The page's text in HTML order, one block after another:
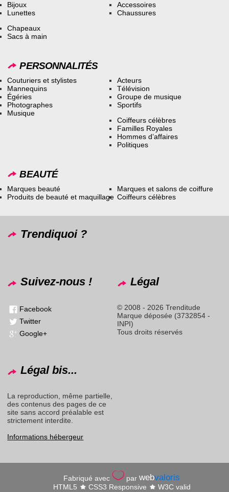
Bijoux
Lunettes
Accessoires
Chaussures
Chapeaux
Sacs à main
PERSONNALITÉS
Couturiers et stylistes
Mannequins
Égéries
Photographes
Musique
Acteurs
Télévision
Groupe de musique
Sportifs
Coiffeurs célèbres
Familles Royales
Hommes d’affaires
Politiques
BEAUTÉ
Marques beauté
Produits de beauté et maquillage
Marques et salons de coiffure
Coiffeurs célèbres
Trendiquoi ?
Suivez-nous !
Facebook
Twitter
Google+
Légal
© 2008 - 2026 Trenditude
Marque déposée (3732854 -
INPI)
Tous droits réservés
Légal bis...
La reproduction, même partielle,
des contenus des pages de ce
site sans accord préalable est
strictement interdite.
Informations hébergeur
Fabriqué avec parwebvaloris
HTML5 CSS3 Responsive W3C valid